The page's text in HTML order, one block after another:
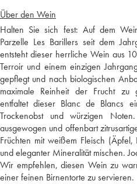
Über den Wein
Halten Sie sich fest: Auf dem
Parzelle Les Barillers seit dem
entsteht dieser herrliche Wein aus
Terroir und einem einzigen
gepflegt und nach biologischen
maximale Reinheit der Frucht zu
entfaltet dieser Blanc de Blancs
Trockenobst und würzigen
ausgewogen und offenbart
Früchten mit weißem Fleisch
und eleganter Mineralität mischen.
Wir empfehlen, diesen Wein zu
einer feinen Birnentorte zu servieren.